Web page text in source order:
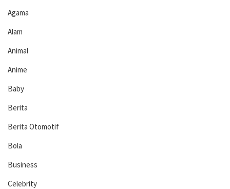
Agama
Alam
Animal
Anime
Baby
Berita
Berita Otomotif
Bola
Business
Celebrity